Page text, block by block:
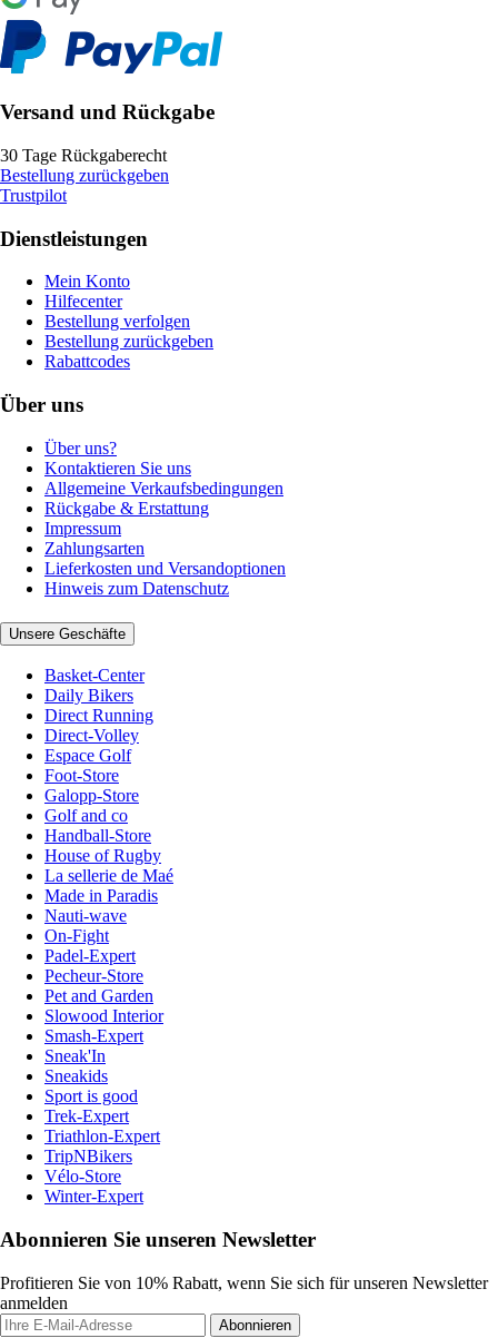
Versand und Rückgabe
30 Tage Rückgaberecht
Bestellung zurückgeben
Trustpilot
Dienstleistungen
Mein Konto
Hilfecenter
Bestellung verfolgen
Bestellung zurückgeben
Rabattcodes
Über uns
Über uns?
Kontaktieren Sie uns
Allgemeine Verkaufsbedingungen
Rückgabe & Erstattung
Impressum
Zahlungsarten
Lieferkosten und Versandoptionen
Hinweis zum Datenschutz
Unsere Geschäfte
Basket-Center
Daily Bikers
Direct Running
Direct-Volley
Espace Golf
Foot-Store
Galopp-Store
Golf and co
Handball-Store
House of Rugby
La sellerie de Maé
Made in Paradis
Nauti-wave
On-Fight
Padel-Expert
Pecheur-Store
Pet and Garden
Slowood Interior
Smash-Expert
Sneak'In
Sneakids
Sport is good
Trek-Expert
Triathlon-Expert
TripNBikers
Vélo-Store
Winter-Expert
Abonnieren Sie unseren Newsletter
Profitieren Sie von 10% Rabatt, wenn Sie sich für unseren Newsletter
anmelden
Abonnieren